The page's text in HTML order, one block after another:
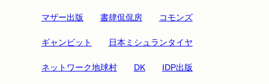
マザー出版 書肆侃侃房 コモンズ
ギャンビット 日本ミシュランタイヤ
ネットワーク地球村 DK IDP出版